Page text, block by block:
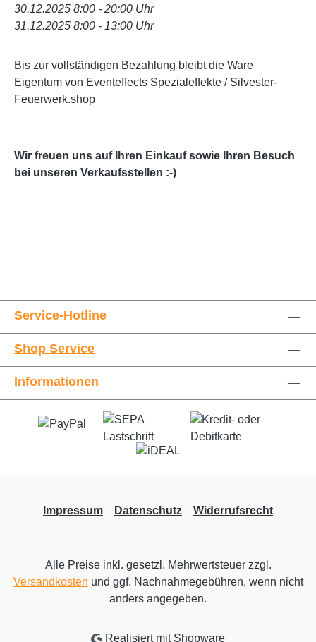
30.12.2025 8:00 - 20:00 Uhr
31.12.2025 8:00 - 13:00 Uhr
Bis zur vollständigen Bezahlung bleibt die Ware
Eigentum von Eventeffects Spezialeffekte / Silvester-
Feuerwerk.shop
Wir freuen uns auf Ihren Einkauf sowie Ihren Besuch
bei unseren Verkaufsstellen :-)
Service-Hotline
Shop Service
Informationen
Impressum Datenschutz Widerrufsrecht
Alle Preise inkl. gesetzl. Mehrwertsteuer zzgl.
Versandkosten und ggf. Nachnahmegebühren, wenn nicht
anders angegeben.
Realisiert mit Shopware